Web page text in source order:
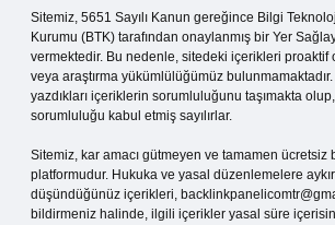
Sitemiz, 5651 Sayılı Kanun gereğince Bilgi
Kurumu (BTK) tarafından onaylanmış bir Yer
vermektedir. Bu nedenle, sitedeki içerikleri proaktif
veya araştırma yükümlülüğümüz
yazdıkları içeriklerin sorumluluğunu taşımakta
sorumluluğu kabul etmiş sayılırlar.
Sitemiz, kar amacı gütmeyen ve tamamen ücretsiz
platformudur. Hukuka ve yasal düzenlemelere
düşündüğünüz içerikleri,
bildirmeniz halinde, ilgili içerikler yasal süre